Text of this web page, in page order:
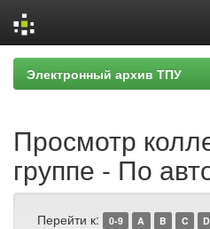
Skip
navigation
Электронный архив ТПУ
Просмотр
группе - По
Перейти к: 0-9 A B C D